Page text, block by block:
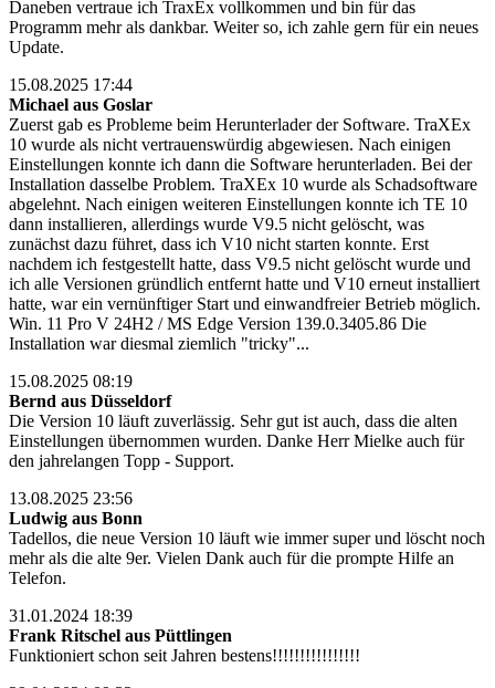
Daneben vertraue ich TraxEx vollkommen und bin für das
Programm mehr als dankbar. Weiter so, ich zahle gern für ein neues
Update.
15.08.2025 17:44
Michael aus Goslar
Zuerst gab es Probleme beim Herunterlader der Software. TraXEx
10 wurde als nicht vertrauenswürdig abgewiesen. Nach einigen
Einstellungen konnte ich dann die Software herunterladen. Bei der
Installation dasselbe Problem. TraXEx 10 wurde als Schadsoftware
abgelehnt. Nach einigen weiteren Einstellungen konnte ich TE 10
dann installieren, allerdings wurde V9.5 nicht gelöscht, was
zunächst dazu führet, dass ich V10 nicht starten konnte. Erst
nachdem ich festgestellt hatte, dass V9.5 nicht gelöscht wurde und
ich alle Versionen gründlich entfernt hatte und V10 erneut installiert
hatte, war ein vernünftiger Start und einwandfreier Betrieb möglich.
Win. 11 Pro V 24H2 / MS Edge Version 139.0.3405.86 Die
Installation war diesmal ziemlich "tricky"...
15.08.2025 08:19
Bernd aus Düsseldorf
Die Version 10 läuft zuverlässig. Sehr gut ist auch, dass die alten
Einstellungen übernommen wurden. Danke Herr Mielke auch für
den jahrelangen Topp - Support.
13.08.2025 23:56
Ludwig aus Bonn
Tadellos, die neue Version 10 läuft wie immer super und löscht noch
mehr als die alte 9er. Vielen Dank auch für die prompte Hilfe an
Telefon.
31.01.2024 18:39
Frank Ritschel aus Püttlingen
Funktioniert schon seit Jahren bestens!!!!!!!!!!!!!!!!